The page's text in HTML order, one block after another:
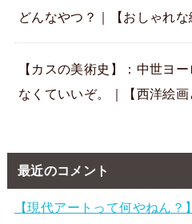
どんなやつ？｜【おしゃれな
【カスの美術史】：中世ヨ
なくていいぞ。｜【西洋絵画
最近のコメント
【現代アートって何やねん